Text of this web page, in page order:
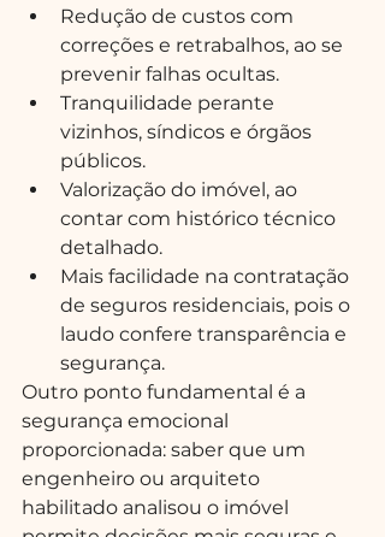
Redução de custos com
correções e retrabalhos, ao se
prevenir falhas ocultas.
Tranquilidade perante
vizinhos, síndicos e órgãos
públicos.
Valorização do imóvel, ao
contar com histórico técnico
detalhado.
Mais facilidade na contratação
de seguros residenciais, pois o
laudo confere transparência e
segurança.
Outro ponto fundamental é a
segurança emocional
proporcionada: saber que um
engenheiro ou arquiteto
habilitado analisou o imóvel